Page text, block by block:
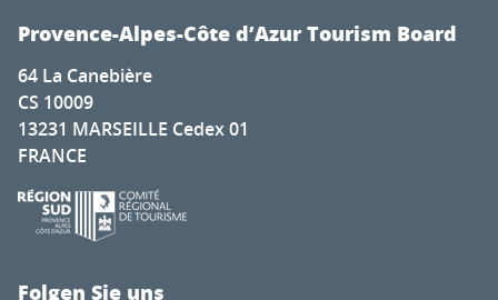
Provence-Alpes-Côte d’Azur Tourism Board
64 La Canebière
CS 10009
13231 MARSEILLE Cedex 01
FRANCE
Folgen Sie uns